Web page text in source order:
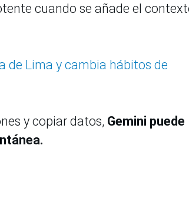
cuando se añade el
de Lima y cambia hábitos de
y copiar datos, Gemini puede